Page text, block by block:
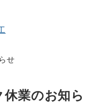
せ
業のお知ら